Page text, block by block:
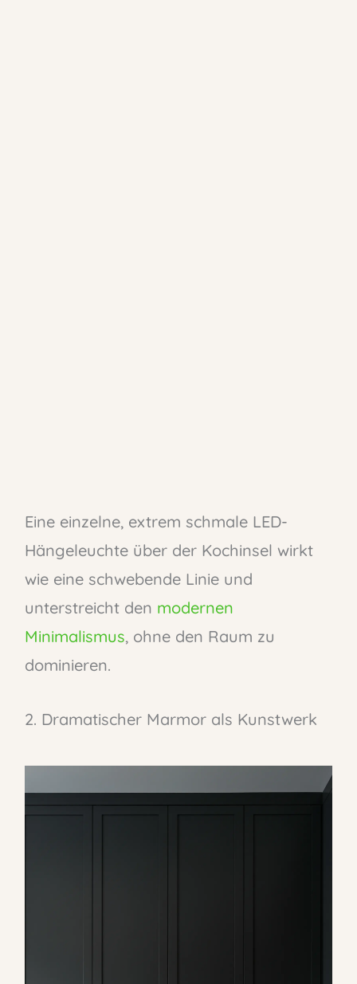
Eine einzelne, extrem schmale LED-
Hängeleuchte über der Kochinsel wirkt
wie eine schwebende Linie und
unterstreicht den modernen
Minimalismus, ohne den Raum zu
dominieren.
2. Dramatischer Marmor als Kunstwerk